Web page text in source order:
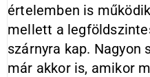
értelemben is
mellett a
szárnyra kap.
már akkor is, amikor